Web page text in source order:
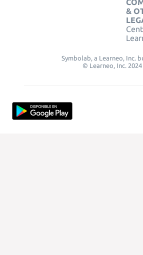
&
Symbolab, a Learneo, Inc.
© Learneo, Inc. 2024